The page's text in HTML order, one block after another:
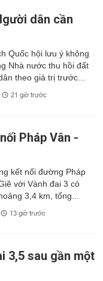
dân cần
Quốc hội lưu ý không
Nhà nước thu hồi đất
theo giá trị trước...
21 giờ trước
Pháp Vân -
kết nối đường Pháp
với Vành đai 3 có
3,4 km, tổng...
13 giờ trước
3,5 sau gần một